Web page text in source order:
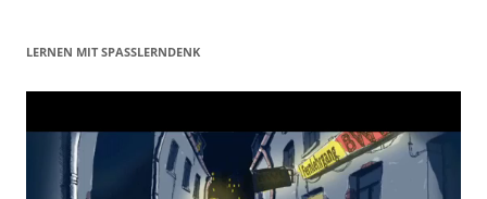
LERNEN MIT SPASSLERNDENK